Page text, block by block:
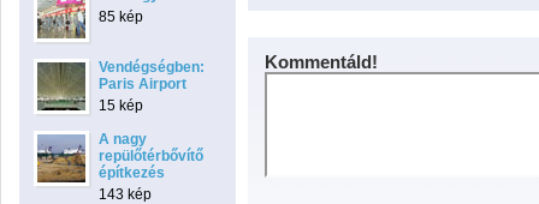
85 kép
Vendégségben:
Paris Airport
15 kép
A nagy
repülőtérbővítő
építkezés
143 kép
Kommentáld!